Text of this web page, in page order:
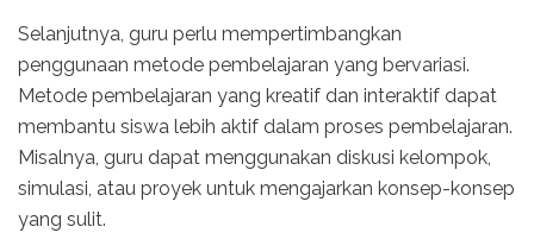
Selanjutnya, guru perlu mempertimbangkan
penggunaan metode pembelajaran yang bervariasi.
Metode pembelajaran yang kreatif dan interaktif dapat
membantu siswa lebih aktif dalam proses pembelajaran.
Misalnya, guru dapat menggunakan diskusi kelompok,
simulasi, atau proyek untuk mengajarkan konsep-konsep
yang sulit.